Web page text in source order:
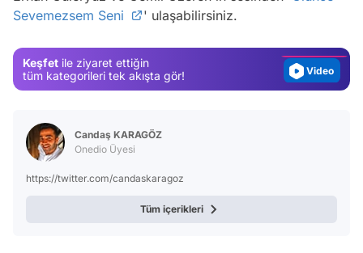
Sevemezsem Seni
' ulaşabilirsiniz.
Keşfet ile ziyaret ettiğin
tüm kategorileri tek akışta gör!
Video
Candaş KARAGÖZ
Onedio Üyesi
https://twitter.com/candaskaragoz
Tüm içerikleri